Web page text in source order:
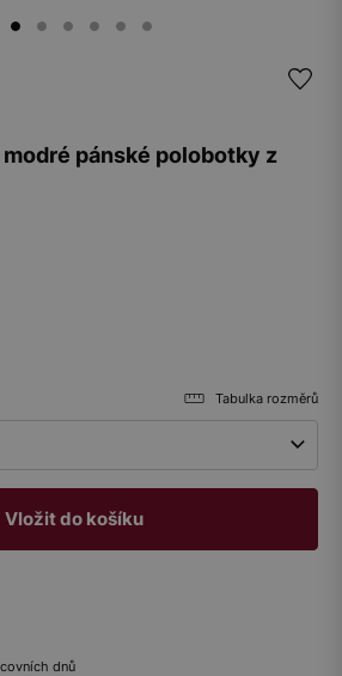
pánské polobotky z
Tabulka rozměrů
Vložit do košíku
dnů